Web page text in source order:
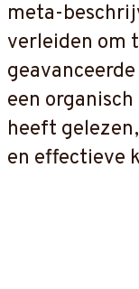
meta-
verleiden om
een
heeft
en effectieve